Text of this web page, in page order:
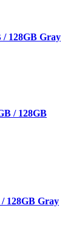
/ 128GB Gray
/ 128GB
128GB Gray